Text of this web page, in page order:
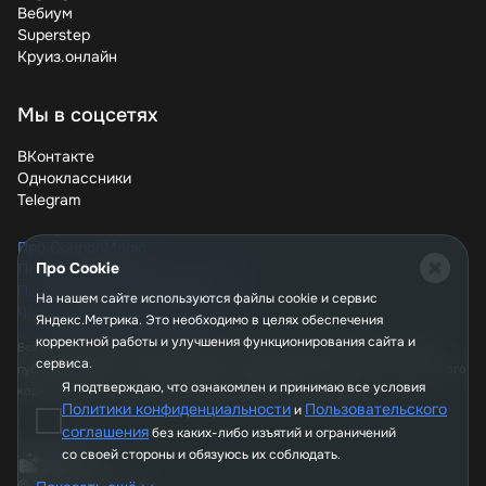
акциями или объединяйте покупки с друзьями.
Ювелирные украшения SOKOLOV JEWELRY – это
сочетание качества, стиля и доступных цен. С нашими
любимые изделия с максимальной выгодой. Не
привлекательной цене!
Вебиум
Superstep
Круиз.онлайн
Мы в соцсетях
ВКонтакте
Одноклассники
Telegram
Про CouponMagic
Политика конфиденциальности
Пользовательское соглашение
Часто задаваемые вопросы
Вся информация, опубликованная на сайте couponmagic.ru, не является
публичной офертой, определяемой положениями Статьи 437 Гражданского
кодекса РФ, и носит исключительно справочный характер.
Про Cookie
На нашем сайте используются файлы сookie и сервис
Яндекс.Метрика. Это необходимо в целях обеспечения
корректной работы и улучшения функционирования сайта и
сервиса.
Я подтверждаю, что ознакомлен и принимаю все условия
Политики конфиденциальностии Пользовательского
соглашениябез каких-либо изъятий и ограничений
со своей стороны и обязуюсь их соблюдать.